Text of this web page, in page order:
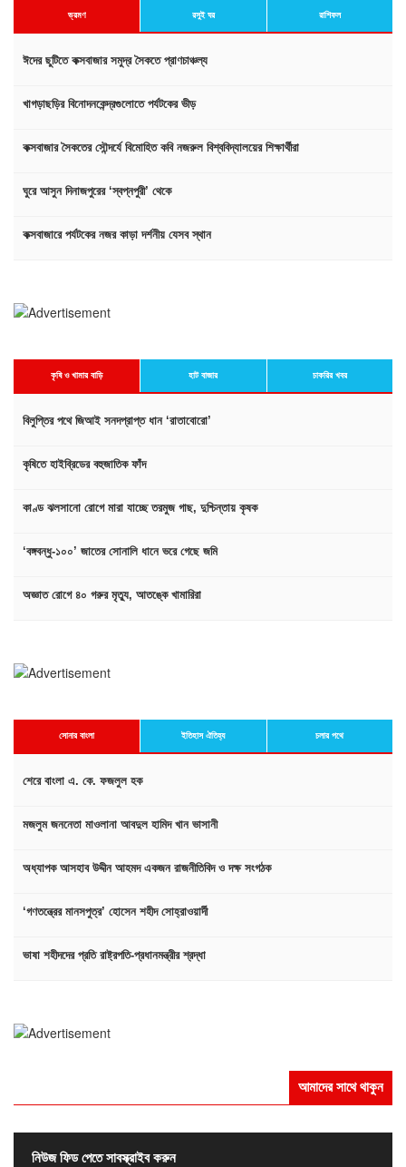
ভ্রমণ রসুই ঘর রাশিফল
ঈদের ছুটিতে কক্সবাজার সমুদ্র সৈকতে প্রাণচাঞ্চল্য
খাগড়াছড়ির বিনোদনকেন্দ্রগুলোতে পর্যটকের ভীড়
কক্সবাজার সৈকতের সৌন্দর্যে বিমোহিত কবি নজরুল বিশ্ববিদ্যালয়ের শিক্ষার্থীরা
ঘুরে আসুন দিনাজপুরের ‘স্বপ্নপুরী’ থেকে
কক্সবাজারে পর্যটকের নজর কাড়া দর্শনীয় যেসব স্থান
কৃষি ও খামার বাড়ি হাট বাজার চাকরির খবর
বিলুপ্তির পথে জিআই সনদপ্রাপ্ত ধান ‘রাতাবোরো’
কৃষিতে হাইব্রিডের বহুজাতিক ফাঁদ
কাণ্ড ঝলসানো রোগে মারা যাচ্ছে তরমুজ গাছ, দুশ্চিন্তায় কৃষক
‘বঙ্গবন্ধু-১০০’ জাতের সোনালি ধানে ভরে গেছে জমি
অজ্ঞাত রোগে ৪০ গরুর মৃত্যু, আতঙ্কে খামারিরা
সোনার বাংলা ইতিহাস ঐতিহ্য চলার পথে
শেরে বাংলা এ. কে. ফজলুল হক
মজলুম জননেতা মাওলানা আবদুল হামিদ খান ভাসানী
অধ্যাপক আসহাব উদ্দীন আহমদ একজন রাজনীতিবিদ ও দক্ষ সংগঠক
‘গণতন্ত্রের মানসপুত্র’ হোসেন শহীদ সোহ্‌রাওয়ার্দী
ভাষা শহীদদের প্রতি রাষ্ট্রপতি-প্রধানমন্ত্রীর শ্রদ্ধা
আমাদের সাথে থাকুন
নিউজ ফিড পেতে সাবস্ক্রাইব করুন